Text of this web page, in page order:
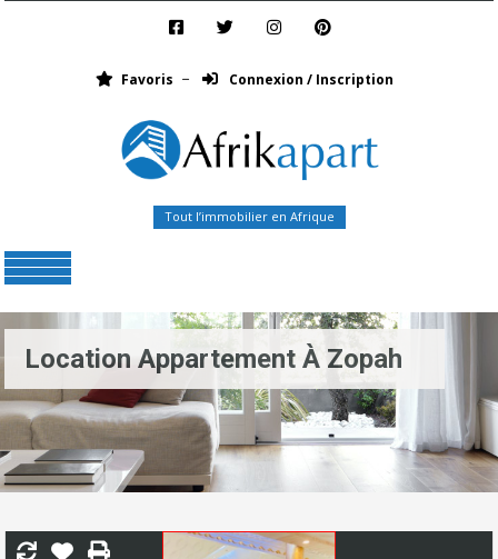
Favoris Connexion / Inscription
Tout l’immobilier en Afrique
Location Appartement À Zopah